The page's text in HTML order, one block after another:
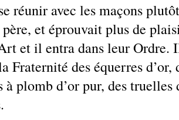
réunir avec les maçons
et éprouvait plus de
et il entra dans leur Ordre.
Fraternité des équerres d’or,
à plomb d’or pur, des truelles